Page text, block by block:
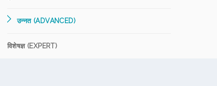
उन्नत (ADVANCED)
विशेषज्ञ (EXPERT)